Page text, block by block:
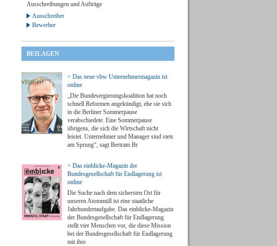
Ausschreibungen und Aufträge
Ausschreiber
Bewerber
BEILAGEN
> Das neue vbw Unternehmermagazin ist
online
„Die Bundesregierungskoalition hat noch
schnell Reformen angekündigt, ehe sie sich
in die Berliner Sommerpause
verabschiedete. Eine Sommerpause
übrigens, die sich die Wirtschaft nicht
leistet. Unternehmer und Manager sind stets
am Sprung“, sagt Bertram Br
> Das einblicke-Magazin der
Bundesgesellschaft für Endlagerung ist
online
Die Suche nach dem sichersten Ort für
unseren Atommüll ist eine staatliche
Jahrhundertaufgabe. Das einblicke-Magazin
der Bundesgesellschaft für Endlagerung
stellt vier Menschen vor, die diese Mission
bei der Bundesgesellschaft für Endlagerung
mit ihre